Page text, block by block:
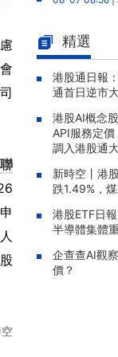
聯
於治療復發/
08-07 08:05 |
宜明凱爾獲
完成後公司
08-07 08:03 |
官兼公司祕
上市規則規
08-07 08:00 |
王赫就配售
司擬積極應訴
08-07 07:57 |
1.9億元出售
創新藥研發主
精選
港股通日報
通首日逆市
港股AI概念
API服務定
調入港股通
新時空丨港
跌1.49%，
港股ETF日
半導體集體
企查查AI觀
價？